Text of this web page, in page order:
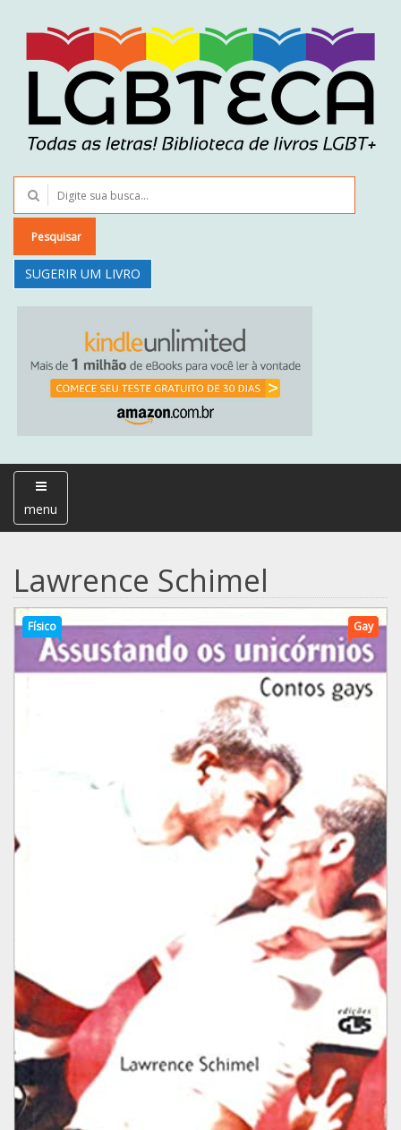
Pesquisar
SUGERIR UM LIVRO
menu
Lawrence Schimel
Físico Gay